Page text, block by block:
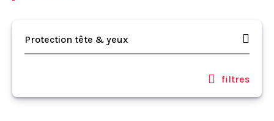
Protection tête & yeux
filtres